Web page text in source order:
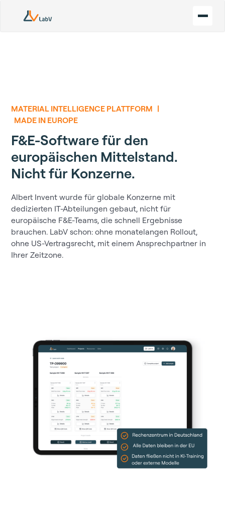
MATERIAL INTELLIGENCE PLATTFORM |
MADE IN EUROPE
F&E-Software für den
europäischen Mittelstand.
Nicht für Konzerne.
Albert Invent wurde für globale Konzerne mit
dedizierten IT-Abteilungen gebaut, nicht für
europäische F&E-Teams, die schnell Ergebnisse
brauchen. LabV schon: ohne monatelangen Rollout,
ohne US-Vertragsrecht, mit einem Ansprechpartner in
Ihrer Zeitzone.